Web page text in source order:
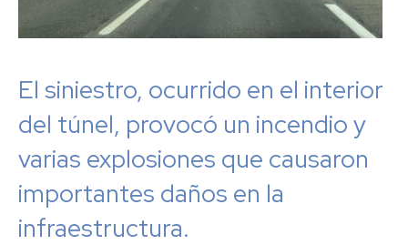
El siniestro, ocurrido en el interior
del túnel, provocó un incendio y
varias explosiones que causaron
importantes daños en la
infraestructura.